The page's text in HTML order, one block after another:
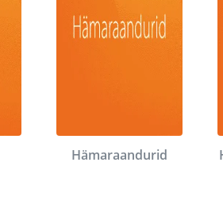
Hämaraandurid